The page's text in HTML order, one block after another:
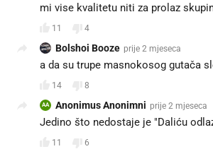
mi vise kvalitetu niti za prolaz
11 4
Bolshoi Booze prije 2 mjeseca
a da su trupe masnokosog gutača
14 8
AA Anonimus Anonimni prije 2 mjeseca
Jedino što nedostaje je "Daliću
11 6